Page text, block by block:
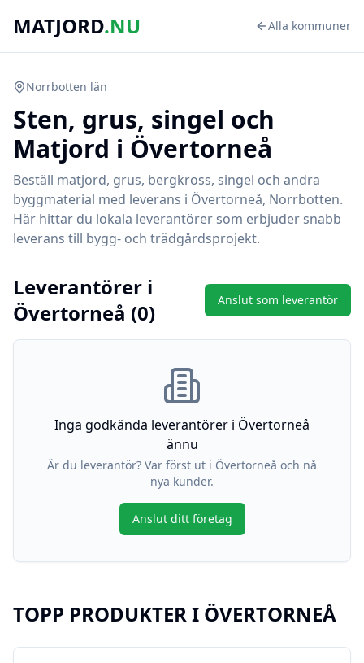
MATJORD.NU Alla kommuner
Norrbotten län
Sten, grus, singel och
Matjord i Övertorneå
Beställ matjord, grus, bergkross, singel och andra
byggmaterial med leverans i Övertorneå, Norrbotten.
Här hittar du lokala leverantörer som erbjuder snabb
leverans till bygg- och trädgårdsprojekt.
Leverantörer i
Övertorneå (0) Anslut som leverantör
Inga godkända leverantörer i Övertorneå
ännu
Är du leverantör? Var först ut i Övertorneå och nå
nya kunder.
Anslut ditt företag
TOPP PRODUKTER I ÖVERTORNEÅ